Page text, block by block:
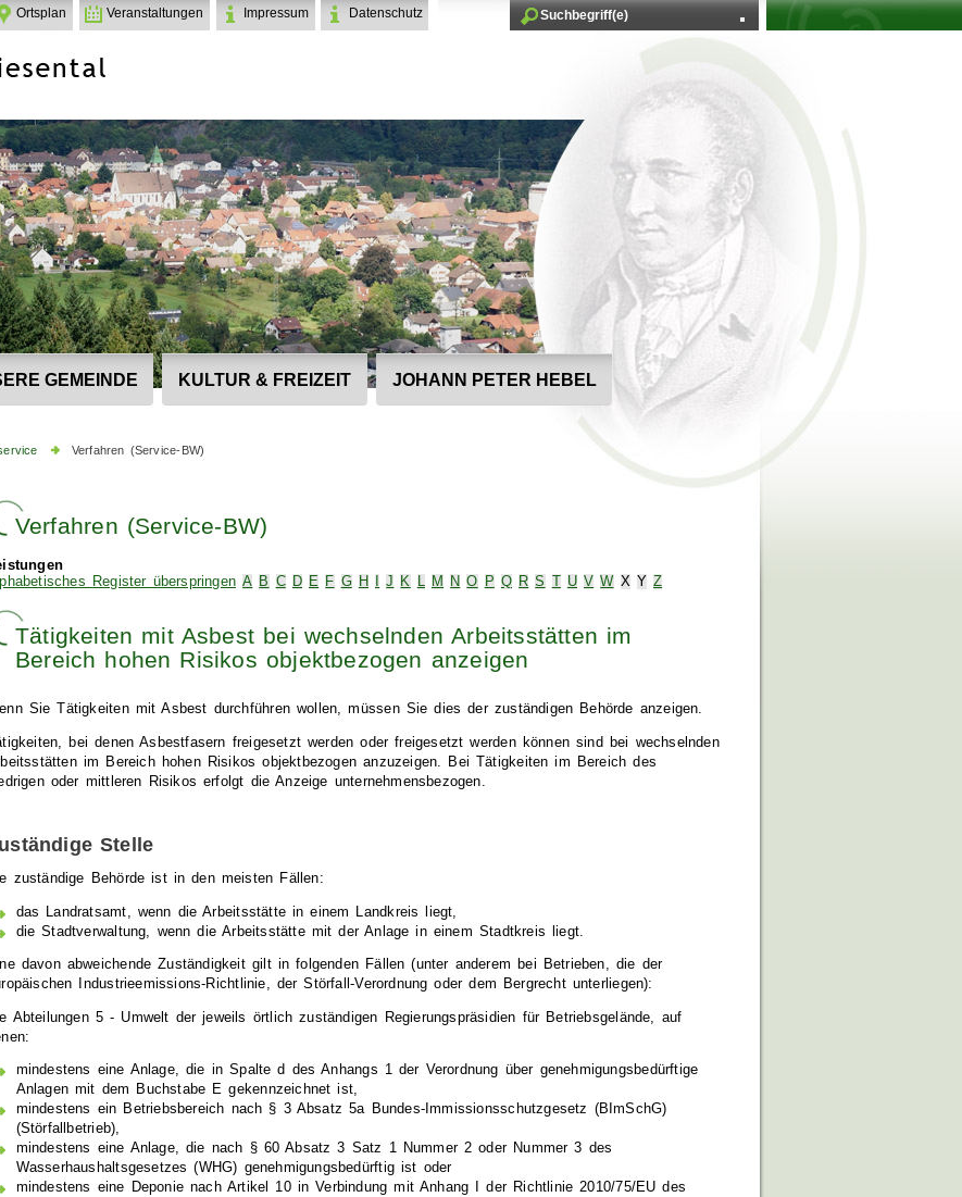
Ortsplan Veranstaltungen Impressum Datenschutz
GEMEINDE KULTUR & FREIZEIT JOHANN PETER HEBEL
Verfahren (Service-BW)
Verfahren (Service-BW)
Register überspringen A B C D E F G H J K L M N O P Q R S U V W X Y Z
Tätigkeiten mit Asbest bei wechselnden Arbeitsstätten im
Bereich hohen Risikos objektbezogen anzeigen
Sie Tätigkeiten mit Asbest durchführen wollen, müssen Sie dies der zuständigen Behörde anzeigen.
bei denen Asbestfasern freigesetzt werden oder freigesetzt werden können sind bei wechselnden
im Bereich hohen Risikos objektbezogen anzuzeigen. Bei Tätigkeiten im Bereich des
oder mittleren Risikos erfolgt die Anzeige unternehmensbezogen.
Stelle
zuständige Behörde ist in den meisten Fällen:
das Landratsamt, wenn die Arbeitsstätte in einem Landkreis liegt,
die Stadtverwaltung, wenn die Arbeitsstätte mit der Anlage in einem Stadtkreis liegt.
davon abweichende Zuständigkeit gilt in folgenden Fällen (unter anderem bei Betrieben, die der
Industrieemissions-Richtlinie, der Störfall-Verordnung oder dem Bergrecht unterliegen):
Abteilungen 5 - Umwelt der jeweils örtlich zuständigen Regierungspräsidien für Betriebsgelände, auf
mindestens eine Anlage, die in Spalte d des Anhangs 1 der Verordnung über genehmigungsbedürftige
Anlagen mit dem Buchstabe E gekennzeichnet ist,
mindestens ein Betriebsbereich nach § 3 Absatz 5a Bundes-Immissionsschutzgesetz (BImSchG)
(Störfallbetrieb),
mindestens eine Anlage, die nach § 60 Absatz 3 Satz 1 Nummer 2 oder Nummer 3 des
Wasserhaushaltsgesetzes (WHG) genehmigungsbedürftig ist oder
mindestens eine Deponie nach Artikel 10 in Verbindung mit Anhang I der Richtlinie 2010/75/EU des